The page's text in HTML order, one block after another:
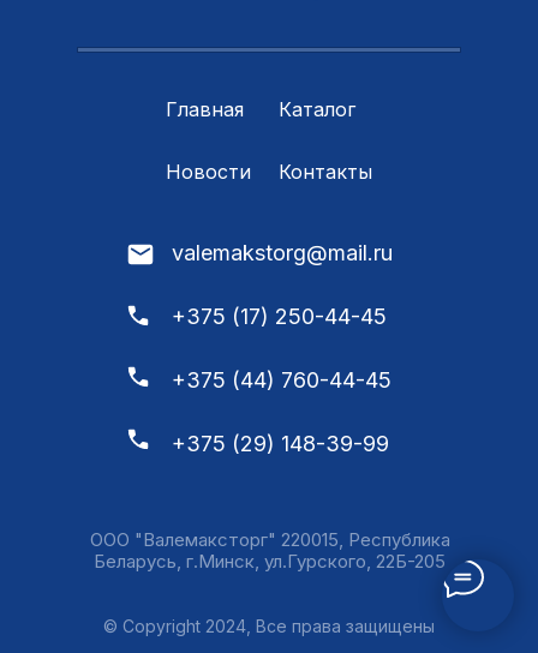
Главная Каталог
Новости Контакты
ООО "Валемаксторг" 220015, Республика
Беларусь, г.Минск, ул.Гурского, 22Б-205
© Copyright 2024, Все права защищены
valemakstorg@mail.ru
+375 (17) 250-44-45
+375 (44) 760-44-45
+375 (29) 148-39-99